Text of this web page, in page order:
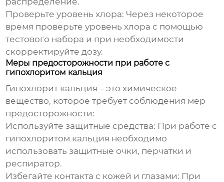
Проверьте уровень хлора: Через некоторое
время проверьте уровень хлора с помощью
тестового набора и при необходимости
скорректируйте дозу.
Меры предосторожности при работе с
гипохлоритом кальция
Гипохлорит кальция – это химическое
вещество, которое требует соблюдения мер
предосторожности:
Используйте защитные средства: При работе с
гипохлоритом кальция необходимо
использовать защитные очки, перчатки и
респиратор.
Избегайте контакта с кожей и глазами: При